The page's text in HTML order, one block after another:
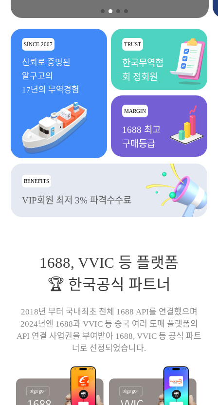
SINCE 2007
신뢰로 증명된
알구고의
17년의 무역경험
TRUST
한국무역협
회 정회원
MARGIN
1688 최고
구매등급
BENEFITS
VIP회원 최저 3% 파격수수료
1688, VVIC 등 플랫폼
🏆 한국공식 파트너
2018년 부터 국내최초 전체 1688 API를 연결했으며
2024년엔 1688과 VVIC 등 중국 여러 도매 플랫폼의
API 연결 사업권을 부여받아 1688, VVIC 등 공식 파트
너로 선정되었습니다.